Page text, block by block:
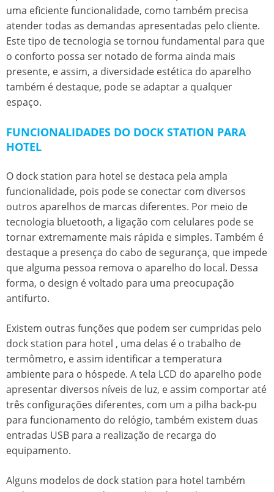
uma eficiente funcionalidade, como também precisa
atender todas as demandas apresentadas pelo cliente.
Este tipo de tecnologia se tornou fundamental para que
o conforto possa ser notado de forma ainda mais
presente, e assim, a diversidade estética do aparelho
também é destaque, pode se adaptar a qualquer
espaço.
FUNCIONALIDADES DO DOCK STATION PARA
HOTEL
O dock station para hotel se destaca pela ampla
funcionalidade, pois pode se conectar com diversos
outros aparelhos de marcas diferentes. Por meio de
tecnologia bluetooth, a ligação com celulares pode se
tornar extremamente mais rápida e simples. Também é
destaque a presença do cabo de segurança, que impede
que alguma pessoa remova o aparelho do local. Dessa
forma, o design é voltado para uma preocupação
antifurto.
Existem outras funções que podem ser cumpridas pelo
dock station para hotel , uma delas é o trabalho de
termômetro, e assim identificar a temperatura
ambiente para o hóspede. A tela LCD do aparelho pode
apresentar diversos níveis de luz, e assim comportar até
três configurações diferentes, com um a pilha back-pu
para funcionamento do relógio, também existem duas
entradas USB para a realização de recarga do
equipamento.
Alguns modelos de dock station para hotel também